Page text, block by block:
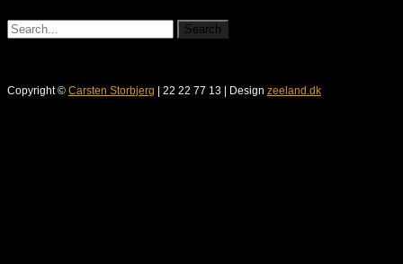
Copyright © Carsten Storbjerg | 22 22 77 13 | Design zeeland.dk